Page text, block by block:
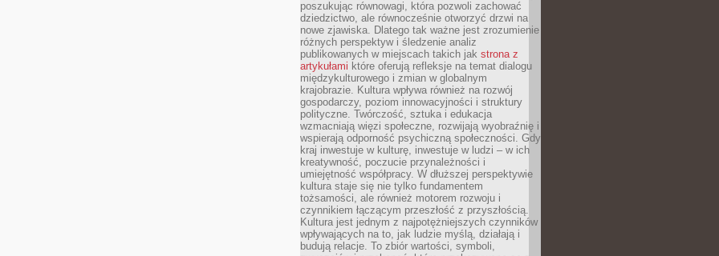
poszukując równowagi, która pozwoli zachować
dziedzictwo, ale równocześnie otworzyć drzwi na
nowe zjawiska. Dlatego tak ważne jest zrozumienie
różnych perspektyw i śledzenie analiz
publikowanych w miejscach takich jak strona z
artykułami które oferują refleksje na temat dialogu
międzykulturowego i zmian w globalnym
krajobrazie. Kultura wpływa również na rozwój
gospodarczy, poziom innowacyjności i struktury
polityczne. Twórczość, sztuka i edukacja
wzmacniają więzi społeczne, rozwijają wyobraźnię i
wspierają odporność psychiczną społeczności. Gdy
kraj inwestuje w kulturę, inwestuje w ludzi – w ich
kreatywność, poczucie przynależności i
umiejętność współpracy. W dłuższej perspektywie
kultura staje się nie tylko fundamentem
tożsamości, ale również motorem rozwoju i
czynnikiem łączącym przeszłość z przyszłością.
Kultura jest jednym z najpotężniejszych czynników
wpływających na to, jak ludzie myślą, działają i
budują relacje. To zbiór wartości, symboli,